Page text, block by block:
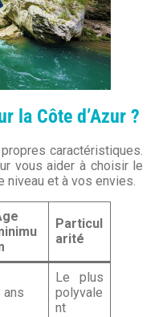
la Côte d’Azur ?
caractéristiques.
vous aider à choisir le
niveau et à vos envies.
Particul
arité
ans
Le plus
polyvale
nt